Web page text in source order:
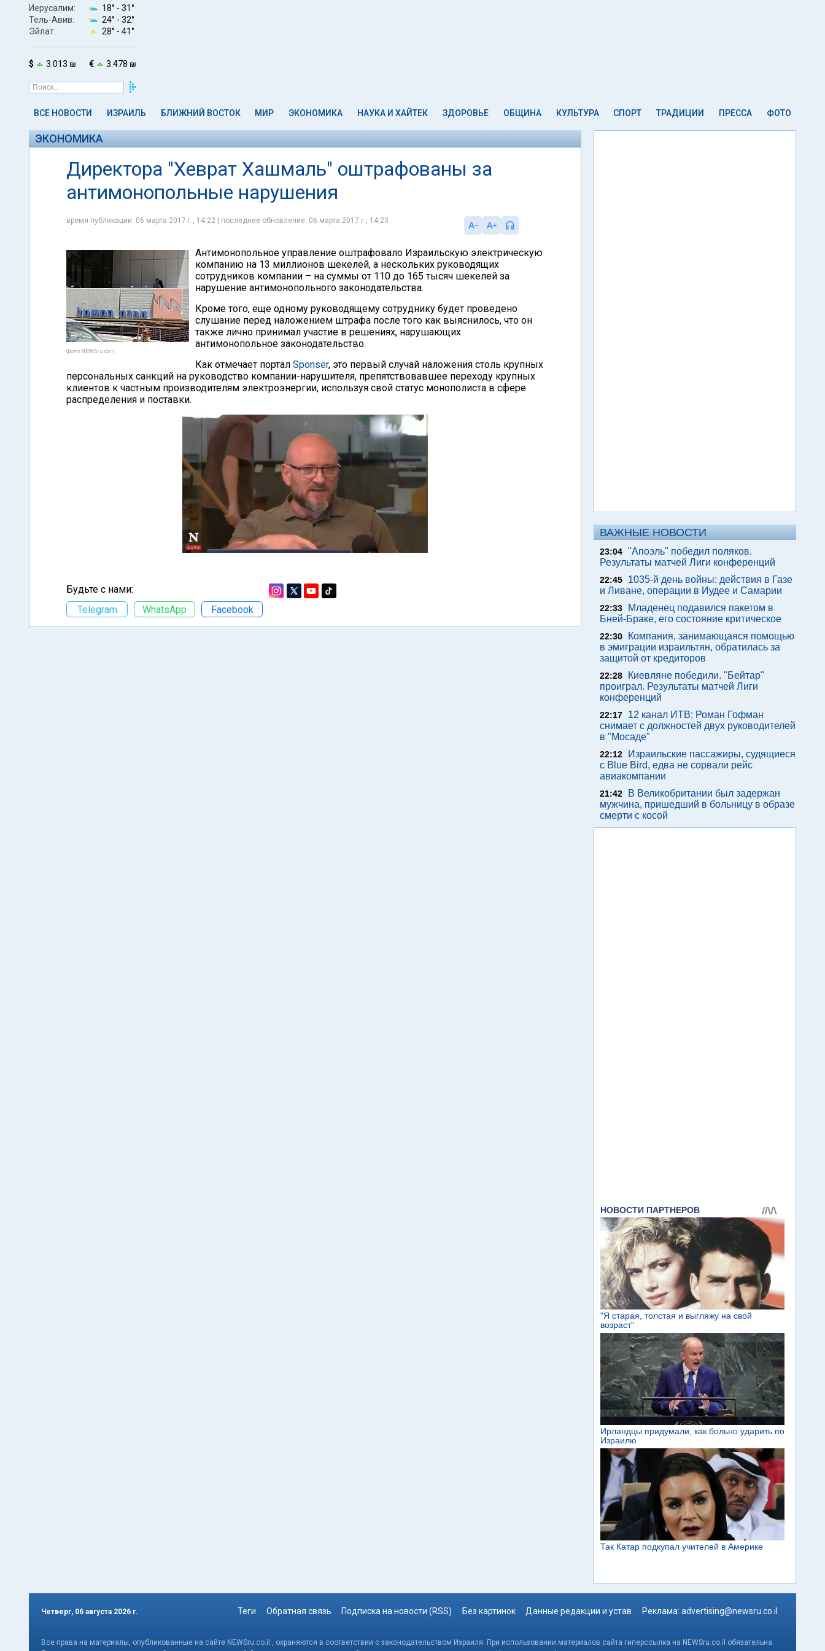
Иерусалим: 18° - 31°
Тель-Авив:
24° - 32°
Эйлат:
28° - 41°
$ 3.013 ₪ € 3.478 ₪
ВСЕ НОВОСТИ ИЗРАИЛЬ БЛИЖНИЙ ВОСТОК МИР ЭКОНОМИКА НАУКА И ХАЙТЕК ЗДОРОВЬЕ ОБЩИНА КУЛЬТУРА СПОРТ ТРАДИЦИИ ПРЕССА ФОТО
ЭКОНОМИКА
Директора "Хеврат Хашмаль" оштрафованы за
антимонопольные нарушения
время публикации: 06 марта 2017 г., 14:22 | последнее обновление: 06 марта 2017 г., 14:23
Фото NEWSru.co.il
Антимонопольное управление оштрафовало Израильскую электрическую
компанию на 13 миллионов шекелей, а нескольких руководящих
сотрудников компании – на суммы от 110 до 165 тысяч шекелей за
нарушение антимонопольного законодательства.
Кроме того, еще одному руководящему сотруднику будет проведено
слушание перед наложением штрафа после того как выяснилось, что он
также лично принимал участие в решениях, нарушающих
антимонопольное законодательство.
Как отмечает портал Sponser, это первый случай наложения столь крупных
персональных санкций на руководство компании-нарушителя, препятствовавшее переходу крупных
клиентов к частным производителям электроэнергии, используя свой статус монополиста в сфере
распределения и поставки.
Будьте с нами:
Telegram
WhatsApp Facebook
ВАЖНЫЕ НОВОСТИ
23:04 "Апоэль" победил поляков.
Результаты матчей Лиги конференций
22:45
1035-й день войны: действия в Газе
и Ливане, операции в Иудее и Самарии
22:33
Младенец подавился пакетом в
Бней-Браке, его состояние критическое
22:30
Компания, занимающаяся помощью
в эмиграции израильтян, обратилась за
защитой от кредиторов
22:28
Киевляне победили. "Бейтар"
проиграл. Результаты матчей Лиги
конференций
22:17
12 канал ИТВ: Роман Гофман
снимает с должностей двух руководителей
в "Мосаде"
22:12
Израильские пассажиры, судящиеся
с Blue Bird, едва не сорвали рейс
авиакомпании
21:42
В Великобритании был задержан
мужчина, пришедший в больницу в образе
смерти с косой
Четверг, 06 августа 2026 г. Теги Обратная связь Подписка на новости (RSS) Без картинок Данные редакции и устав Реклама: advertising@newsru.co.il
Все права на материалы, опубликованные на сайте NEWSru.co.il , охраняются в соответствии с законодательством Израиля. При использовании материалов сайта гиперссылка на NEWSru.co.il обязательна.